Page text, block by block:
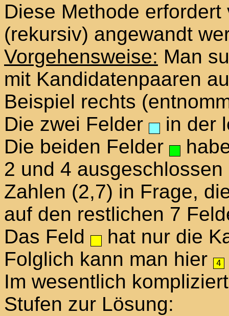
Diese Methode
(rekursiv) angewandt
Vorgehensweise: Man
mit Kandidatenpaaren
Beispiel rechts
Die zwei Felder
in der
Die beiden Felder
2 und 4
Zahlen (2,7) in Frage,
auf den restlichen 7
Das Feld
hat nur die
Folglich kann man hier
4
Im wesentlich
Stufen zur Lösung: